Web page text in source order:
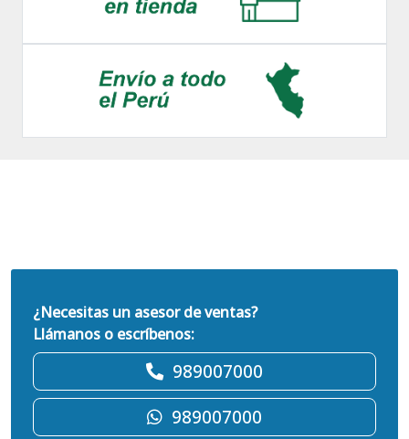
¿Necesitas un asesor de ventas?
Llámanos o escríbenos:
989007000
989007000